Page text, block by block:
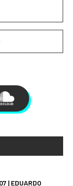
| EDUARDO